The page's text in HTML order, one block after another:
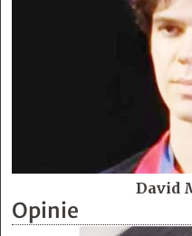
David
Opinie